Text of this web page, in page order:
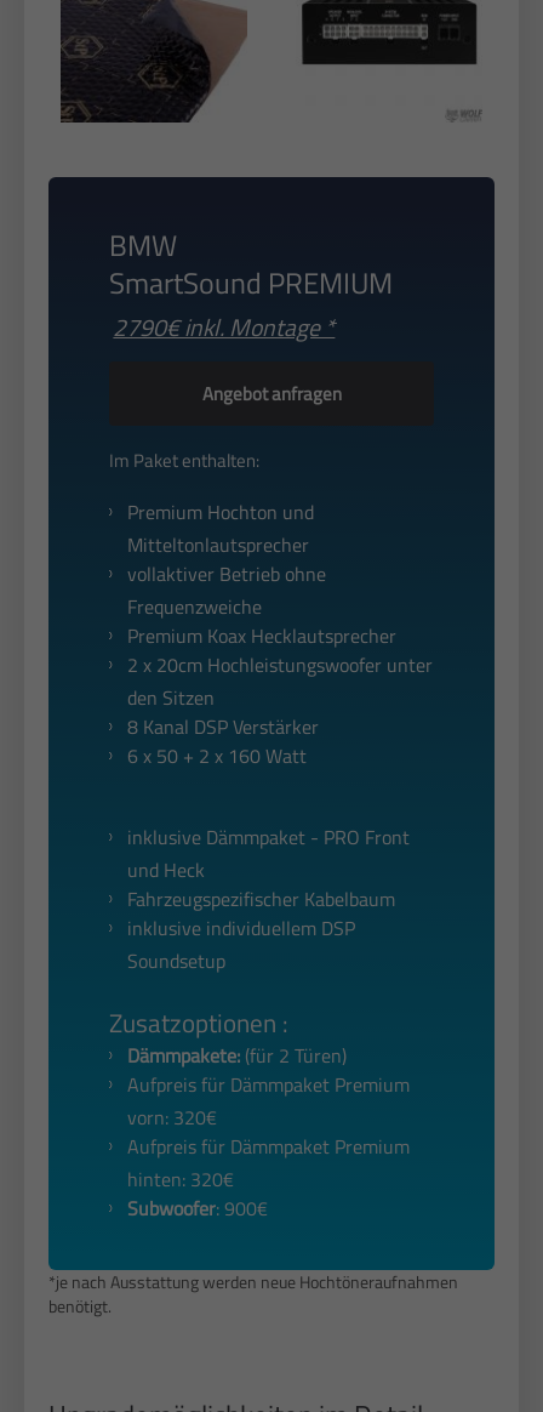
BMW
SmartSound PREMIUM
2790€ inkl. Montage *
Angebot anfragen
Im Paket enthalten:
Premium Hochton und
Mitteltonlautsprecher
vollaktiver Betrieb ohne
Frequenzweiche
Premium Koax Hecklautsprecher
2 x 20cm Hochleistungswoofer unter
den Sitzen
8 Kanal DSP Verstärker
6 x 50 + 2 x 160 Watt
inklusive Dämmpaket - PRO Front
und Heck
Fahrzeugspezifischer Kabelbaum
inklusive individuellem DSP
Soundsetup
Zusatzoptionen :
Dämmpakete: (für 2 Türen)
Aufpreis für Dämmpaket Premium
vorn: 320€
Aufpreis für Dämmpaket Premium
hinten: 320€
Subwoofer: 900€
*je nach Ausstattung werden neue Hochtöneraufnahmen
benötigt.